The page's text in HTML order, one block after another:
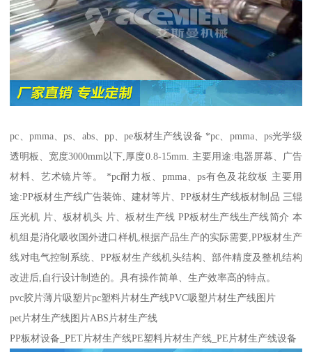
pc、pmma、ps、abs、pp、pe板材生产线设备 *pc、pmma、ps光学级
透明板、宽度3000mm以下,厚度0.8-15mm. 主要用途:电器屏幕、广告
材料、艺术镜片等。 *pc耐力板、pmma、ps有色及花纹板 主要用
途:PP板材生产线广告装饰、建材等片、PP板材生产线板材制品 三辊
压光机 片、板材机头 片、板材生产线 PP板材生产线生产线简介 本
机组是消化吸收国外进口样机,根据产品生产的实际需要,PP板材生产
线对电气控制系统、PP板材生产线机头结构、部件精度及整机结构
改进后,自行设计制造的。具有操作简单、生产效率高的特点。
pvc胶片薄片吸塑片pc塑料片材生产线PVC吸塑片材生产线图片
pet片材生产线图片ABS片材生产线
PP板材设备_PET片材生产线PE塑料片材生产线_PE片材生产线设备